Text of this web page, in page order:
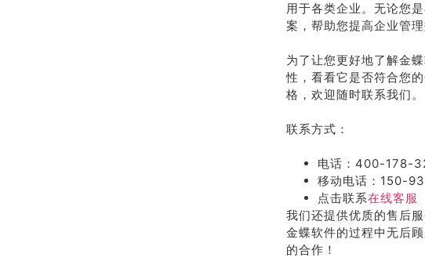
用于各类企业。无论您
案，帮助您提高企业管
为了让您更好地了解金
性，看看它是否符合您
格，欢迎随时联系我们。
联系方式：
电话：400-178-
移动电话：150-
点击联系在线客服
我们还提供优质的售后
金蝶软件的过程中无后
的合作！